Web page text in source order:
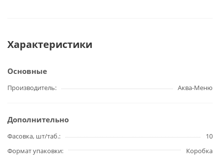
Характеристики
Основные
Производитель Аква-Меню
Дополнительно
Фасовка, шт/таб.
10
Формат упаковки
Коробка